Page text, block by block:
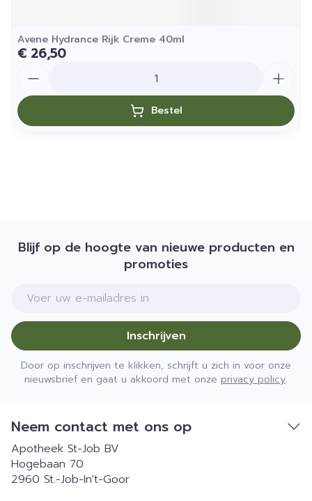
Avene Hydrance Rijk Creme 40ml
€ 26,50
Bestel
Blijf op de hoogte van nieuwe producten en
promoties
E-mail adres
Inschrijven
Door op inschrijven te klikken, schrijft u zich in voor onze
nieuwsbrief en gaat u akkoord met onze privacy policy.
Neem contact met ons op
Apotheek St-Job BV
Hogebaan 70
2960 St.-Job-In't-Goor